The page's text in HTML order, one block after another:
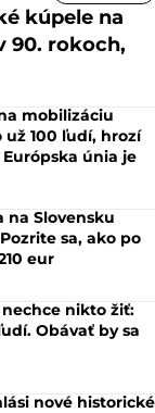
kúpele na
90. rokoch,
mobilizáciu
100 ľudí, hrozí
únia je
na Slovensku
sa, ako po
eur
nikto žiť:
Obávať by sa
nové historické